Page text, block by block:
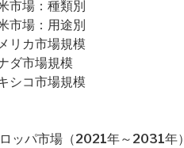
市場：種類別
市場：用途別
リカ市場規模
ダ市場規模
シコ市場規模
ッパ市場（2021年～2031年）